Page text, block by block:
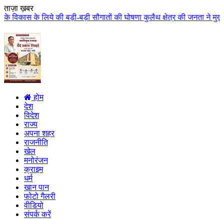
ताज़ा ख़बर
सौगातों की घोषणा कुलैथ क्षेत्र की जनता ने मुख्यमंत्री डॉ. यादव का
होम
देश
विदेश
राज्य
अपना शहर
राजनीति
खेल
मनोरंजन
क्राइम
धर्म
खान पान
फोटो गैलरी
वीडियो
संपर्क करें